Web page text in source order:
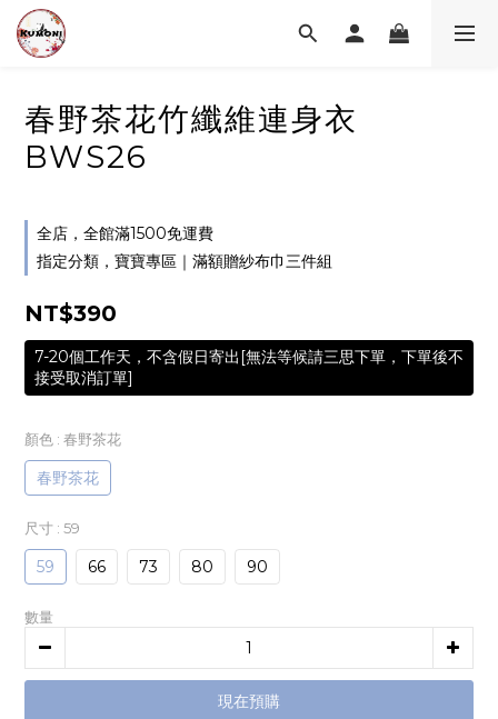
春野茶花竹纖維連身衣
BWS26
全店，全館滿1500免運費
指定分類，寶寶專區｜滿額贈紗布巾三件組
NT$390
7-20個工作天，不含假日寄出[無法等候請三思下單，下單後不
接受取消訂單]
顏色 : 春野茶花
春野茶花
尺寸 : 59
59 66 73 80 90
數量
現在預購